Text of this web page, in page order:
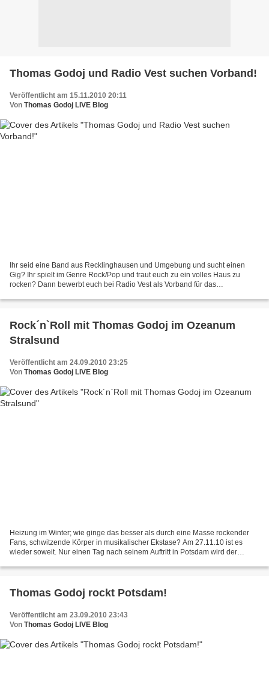
Thomas Godoj und Radio Vest suchen Vorband!
Veröffentlicht am 15.11.2010 20:11
Von Thomas Godoj LIVE Blog
Ihr seid eine Band aus Recklinghausen und Umgebung und sucht einen
Gig? Ihr spielt im Genre Rock/Pop und traut euch zu ein volles Haus zu
rocken? Dann bewerbt euch bei Radio Vest als Vorband für das
Rock´n`Roll mit Thomas Godoj im Ozeanum
Stralsund
Veröffentlicht am 24.09.2010 23:25
Von Thomas Godoj LIVE Blog
Heizung im Winter; wie ginge das besser als durch eine Masse rockender
Fans, schwitzende Körper in musikalischer Ekstase? Am 27.11.10 ist es
wieder soweit. Nur einen Tag nach seinem Auftritt in Potsdam wird der
Thomas Godoj rockt Potsdam!
Veröffentlicht am 23.09.2010 23:43
Von Thomas Godoj LIVE Blog